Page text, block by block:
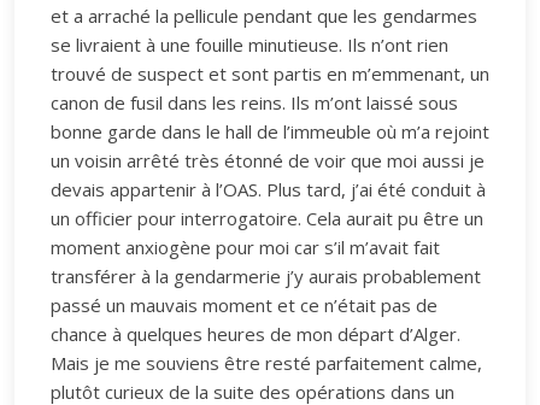
et a arraché la pellicule pendant que les gendarmes
se livraient à une fouille minutieuse. Ils n’ont rien
trouvé de suspect et sont partis en m’emmenant, un
canon de fusil dans les reins. Ils m’ont laissé sous
bonne garde dans le hall de l’immeuble où m’a rejoint
un voisin arrêté très étonné de voir que moi aussi je
devais appartenir à l’OAS. Plus tard, j’ai été conduit à
un officier pour interrogatoire. Cela aurait pu être un
moment anxiogène pour moi car s’il m’avait fait
transférer à la gendarmerie j’y aurais probablement
passé un mauvais moment et ce n’était pas de
chance à quelques heures de mon départ d’Alger.
Mais je me souviens être resté parfaitement calme,
plutôt curieux de la suite des opérations dans un